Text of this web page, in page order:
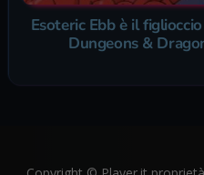
Esoteric Ebb è il
Dungeons &